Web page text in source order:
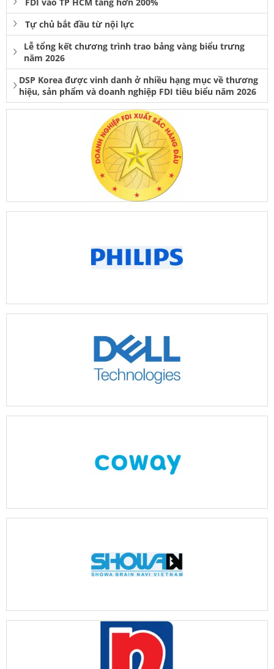
Tự chủ bắt đầu từ nội lực
Lễ tổng kết chương trình trao bảng vàng biểu trưng
năm 2026
DSP Korea được vinh danh ở nhiều hạng mục về thương
hiệu, sản phẩm và doanh nghiệp FDI tiêu biểu năm 2026